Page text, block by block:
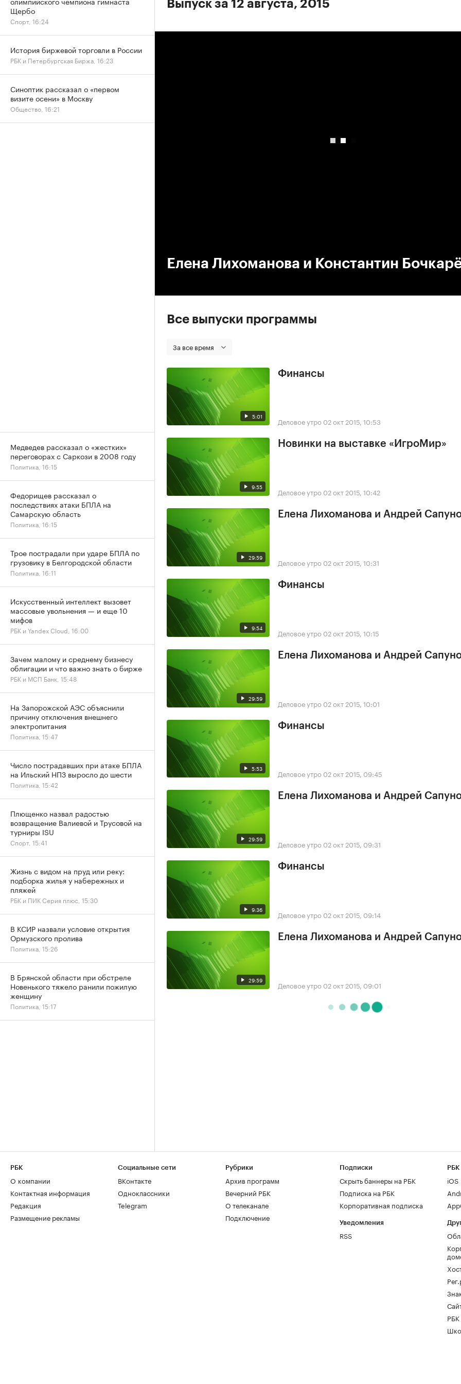
Выпуск за 12 августа, 2015
Елена Лихоманова и Константин
Все выпуски программы
За все время
5:01
Финансы
Деловое утро 02 окт 2015, 10:53
9:55
Новинки на выставке «ИгроМир»
Деловое утро 02 окт 2015, 10:42
29:59
Елена Лихоманова и Андрей
Деловое утро 02 окт 2015, 10:31
9:54
Финансы
Деловое утро 02 окт 2015, 10:15
29:59
Елена Лихоманова и Андрей
Деловое утро 02 окт 2015, 10:01
5:53
Финансы
Деловое утро 02 окт 2015, 09:45
29:59
Елена Лихоманова и Андрей
Деловое утро 02 окт 2015, 09:31
9:36
Финансы
Деловое утро 02 окт 2015, 09:14
29:59
Елена Лихоманова и Андрей
Деловое утро 02 окт 2015, 09:01
Щербо
Спорт, 16:24
История биржевой торговли в России
РБК и Петербургская Биржа, 16:23
Синоптик рассказал о «первом
визите осени» в Москву
Общество, 16:21
Медведев рассказал о «жестких»
переговорах с Саркози в 2008 году
Политика, 16:15
Федорищев рассказал о
последствиях атаки БПЛА на
Самарскую область
Политика, 16:15
Трое пострадали при ударе БПЛА по
грузовику в Белгородской области
Политика, 16:11
Искусственный интеллект вызовет
массовые увольнения — и еще 10
мифов
РБК и Yandex Cloud, 16:00
Зачем малому и среднему бизнесу
облигации и что важно знать о бирже
РБК и МСП Банк, 15:48
На Запорожской АЭС объяснили
причину отключения внешнего
электропитания
Политика, 15:47
Число пострадавших при атаке БПЛА
на Ильский НПЗ выросло до шести
Политика, 15:42
Плющенко назвал радостью
возвращение Валиевой и Трусовой на
турниры ISU
Спорт, 15:41
Жизнь с видом на пруд или реку:
подборка жилья у набережных и
пляжей
РБК и ПИК Серия плюс, 15:30
В КСИР назвали условие открытия
Ормузского пролива
Политика, 15:26
В Брянской области при обстреле
Новенького тяжело ранили пожилую
женщину
Политика, 15:17
РБК
О компании
Контактная информация
Редакция
Размещение рекламы
Социальные сети
ВКонтакте
Одноклассники
Telegram
Рубрики
Архив программ
Вечерний РБК
О телеканале
Подключение
Подписки
Скрыть баннеры на РБК
Подписка на РБК
Корпоративная подписка
Уведомления
RSS
РБК
iOS